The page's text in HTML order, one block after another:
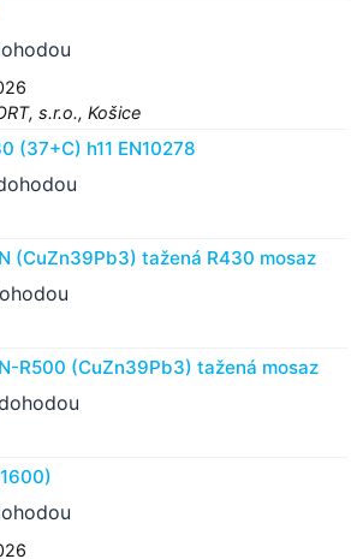
s.r.o., Košice
(37+C) h11 EN10278
(CuZn39Pb3) tažená R430 mosaz
R500 (CuZn39Pb3) tažená mosaz